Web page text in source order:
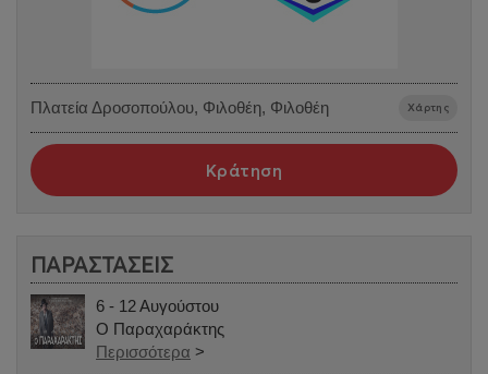
Πλατεία Δροσοπούλου, Φιλοθέη, Φιλοθέη Χάρτης
Κράτηση
ΠΑΡΑΣΤΑΣΕΙΣ
6 - 12 Αυγούστου
Ο Παραχαράκτης
Περισσότερα >